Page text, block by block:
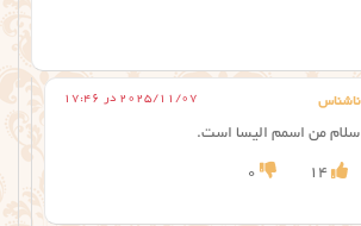
ناشناس 2025/11/07 در 17:46
سلام من اسمم الیسا است.
14
0